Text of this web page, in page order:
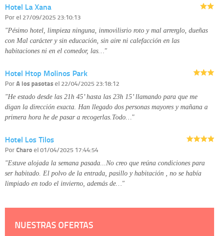
disponible en nuestra página web.
Información complementaria:
Hotel La Xana
Porel 27/09/2025 23:10:13
"Pésimo hotel, limpieza ninguna, inmovilisrio roto y mal arrerglo, dueñas
con Mal carácter y sin educación, sin aire ni calefacción en las
habitaciones ni en el comedor, las…"
Hotel Htop Molinos Park
PorA los pasotasel 22/04/2025 23:18:12
"He estado desde las 21h 45’ hasta las 23h 15’ llamando para que me
digan la dirección exacta. Han llegado dos personas mayores y mañana a
primera hora he de pasar a recogerlas.Todo…"
Hotel Los Tilos
PorCharoel 01/04/2025 17:44:54
"Estuve alojada la semana pasada...No creo que reúna condiciones para
ser habitado. El polvo de la entrada, pasillo y habitación , no se había
limpiado en todo el invierno, además de…"
NUESTRAS OFERTAS